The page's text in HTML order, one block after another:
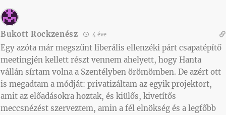
Bukott Rockzenész 4 éve
Egy azóta már megszűnt liberális ellenzéki párt csapatépítő
meetingjén kellett részt vennem ahelyett, hogy Hanta
vállán sírtam volna a Szentélyben örömömben. De azért ott
is megadtam a módját: privatizáltam az egyik projektort,
amit az előadásokra hoztak, és kiülős, kivetítős
meccsnézést szerveztem, amin a fél elnökség és a legfőbb